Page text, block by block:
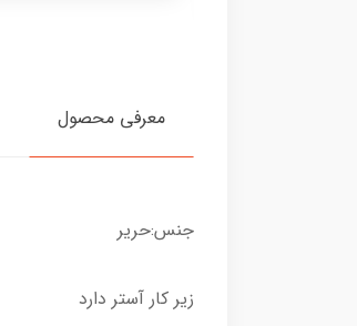
معرفی محصول
جنس:حریر
زیر کار آستر دارد